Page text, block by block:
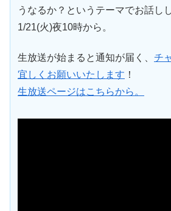
うなるか？というテーマでお話し
1/21(火)夜10時から。
生放送が始まると通知が届く、 チ
宜しくお願いいたします ！
生放送ページはこちらから。